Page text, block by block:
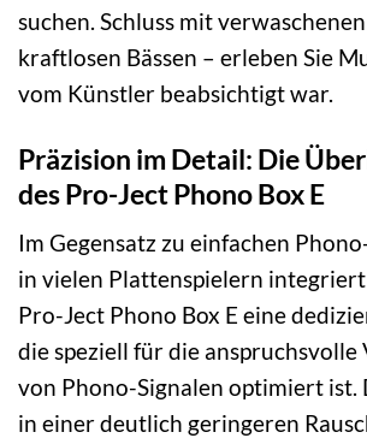
suchen. Schluss mit
kraftlosen Bässen – erleben Sie
vom Künstler beabsichtigt war.
Präzision im Detail: Die
des Pro-Ject Phono Box E
Im Gegensatz zu einfachen
in vielen Plattenspielern
Pro-Ject Phono Box E eine
die speziell für die anspruchsvolle
von Phono-Signalen optimiert ist.
in einer deutlich geringeren